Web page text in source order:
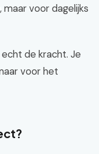
voor dagelijks
de kracht. Je
voor het